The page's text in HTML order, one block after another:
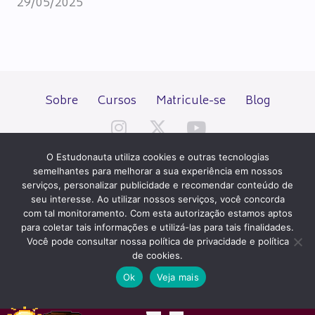
Sobre Cursos Matricule-se Blog
Todos os direitos reservados desde 2000.
PATROCÍNIO E HOSPEDAGEM
QUER UM SITE IGUAL A ESTE?ACESSE HOSTNET
O Estudonauta utiliza cookies e outras tecnologias
semelhantes para melhorar a sua experiência em nossos
serviços, personalizar publicidade e recomendar conteúdo de
seu interesse. Ao utilizar nossos serviços, você concorda
com tal monitoramento. Com esta autorização estamos aptos
para coletar tais informações e utilizá-las para tais finalidades.
Você pode consultar nossa política de privacidade e política
de cookies.
Ok
Veja mais